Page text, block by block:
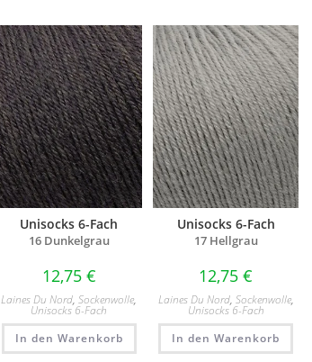
Unisocks 6-Fach
16 Dunkelgrau​
12,75 €
Laines Du Nord,Sockenwolle,
Unisocks 6-Fach
In den Warenkorb
Unisocks 6-Fach
17 Hellgrau
12,75€
Laines Du Nord, Sockenwolle,
Unisocks 6-Fach
In den Warenkorb